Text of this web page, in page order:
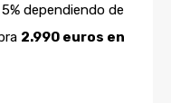
dependiendo de
2.990 euros en